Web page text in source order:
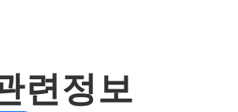
련정보